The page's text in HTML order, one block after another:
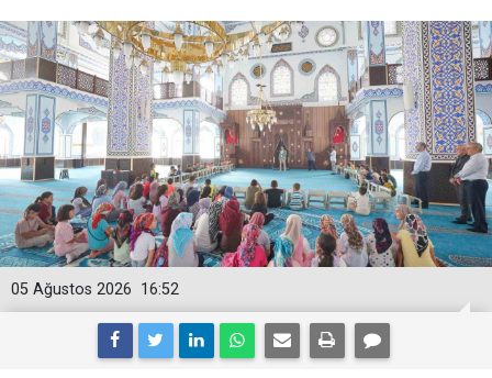
16:52
05 Ağustos 2026